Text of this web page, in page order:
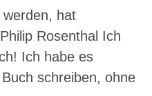
hat
Rosenthal Ich
Ich habe es
schreiben, ohne